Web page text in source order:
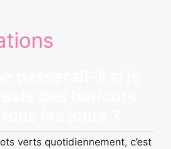
verts quotidiennement, c’est